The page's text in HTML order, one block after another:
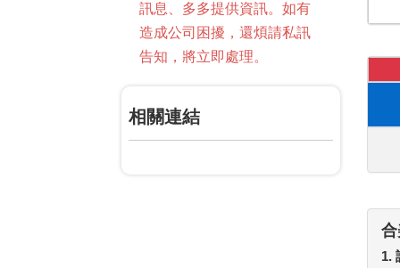
訊息、多多提供資訊。如有
造成公司困擾，還煩請私訊
告知，將立即處理。
相關連結
1.